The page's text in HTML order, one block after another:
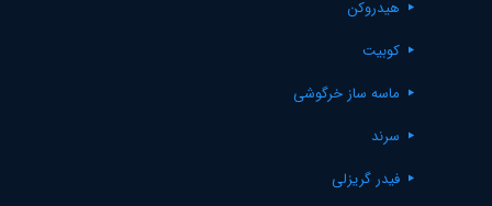
هیدروکن
کوبیت
ماسه ساز خرگوشی
سرند
فیدر گریزلی